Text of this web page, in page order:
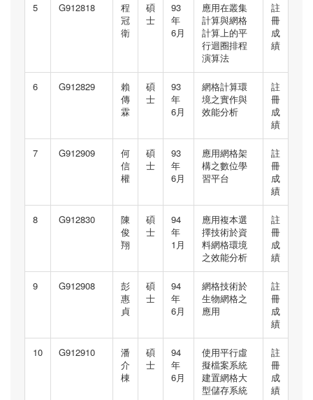
5 G912818
程
冠
衛
碩
士
93
年
6月
應用在叢集
計算與網格
計算上的平
行迴圈排程
演算法
註
冊
成
績
6 G912829
賴
傳
霖
碩
士
93
年
6月
網格計算環
境之實作與
效能分析
註
冊
成
績
7 G912909
何
信
權
碩
士
93
年
6月
應用網格架
構之數位學
習平台
註
冊
成
績
8 G912830
陳
俊
翔
碩
士
94
年
1月
應用複本選
擇技術於資
料網格環境
之效能分析
註
冊
成
績
9 G912908
彭
惠
貞
碩
士
94
年
6月
網格技術於
生物網格之
應用
註
冊
成
績
10 G912910
潘
介
棟
碩
士
94
年
6月
使用平行虛
擬檔案系統
建置網格大
型儲存系統
註
冊
成
績